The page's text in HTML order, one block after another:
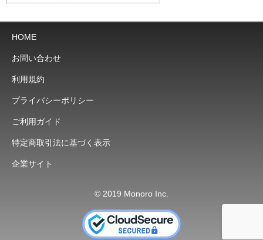
HOME
お問い合わせ
利用規約
プライバシーポリシー
ご利用ガイド
特定商取引法に基づく表示
企業サイト
© 2019 Monoro Inc.